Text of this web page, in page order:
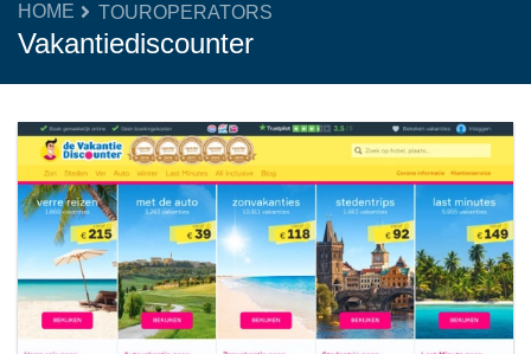
HOME TOUROPERATORS
Vakantiediscounter